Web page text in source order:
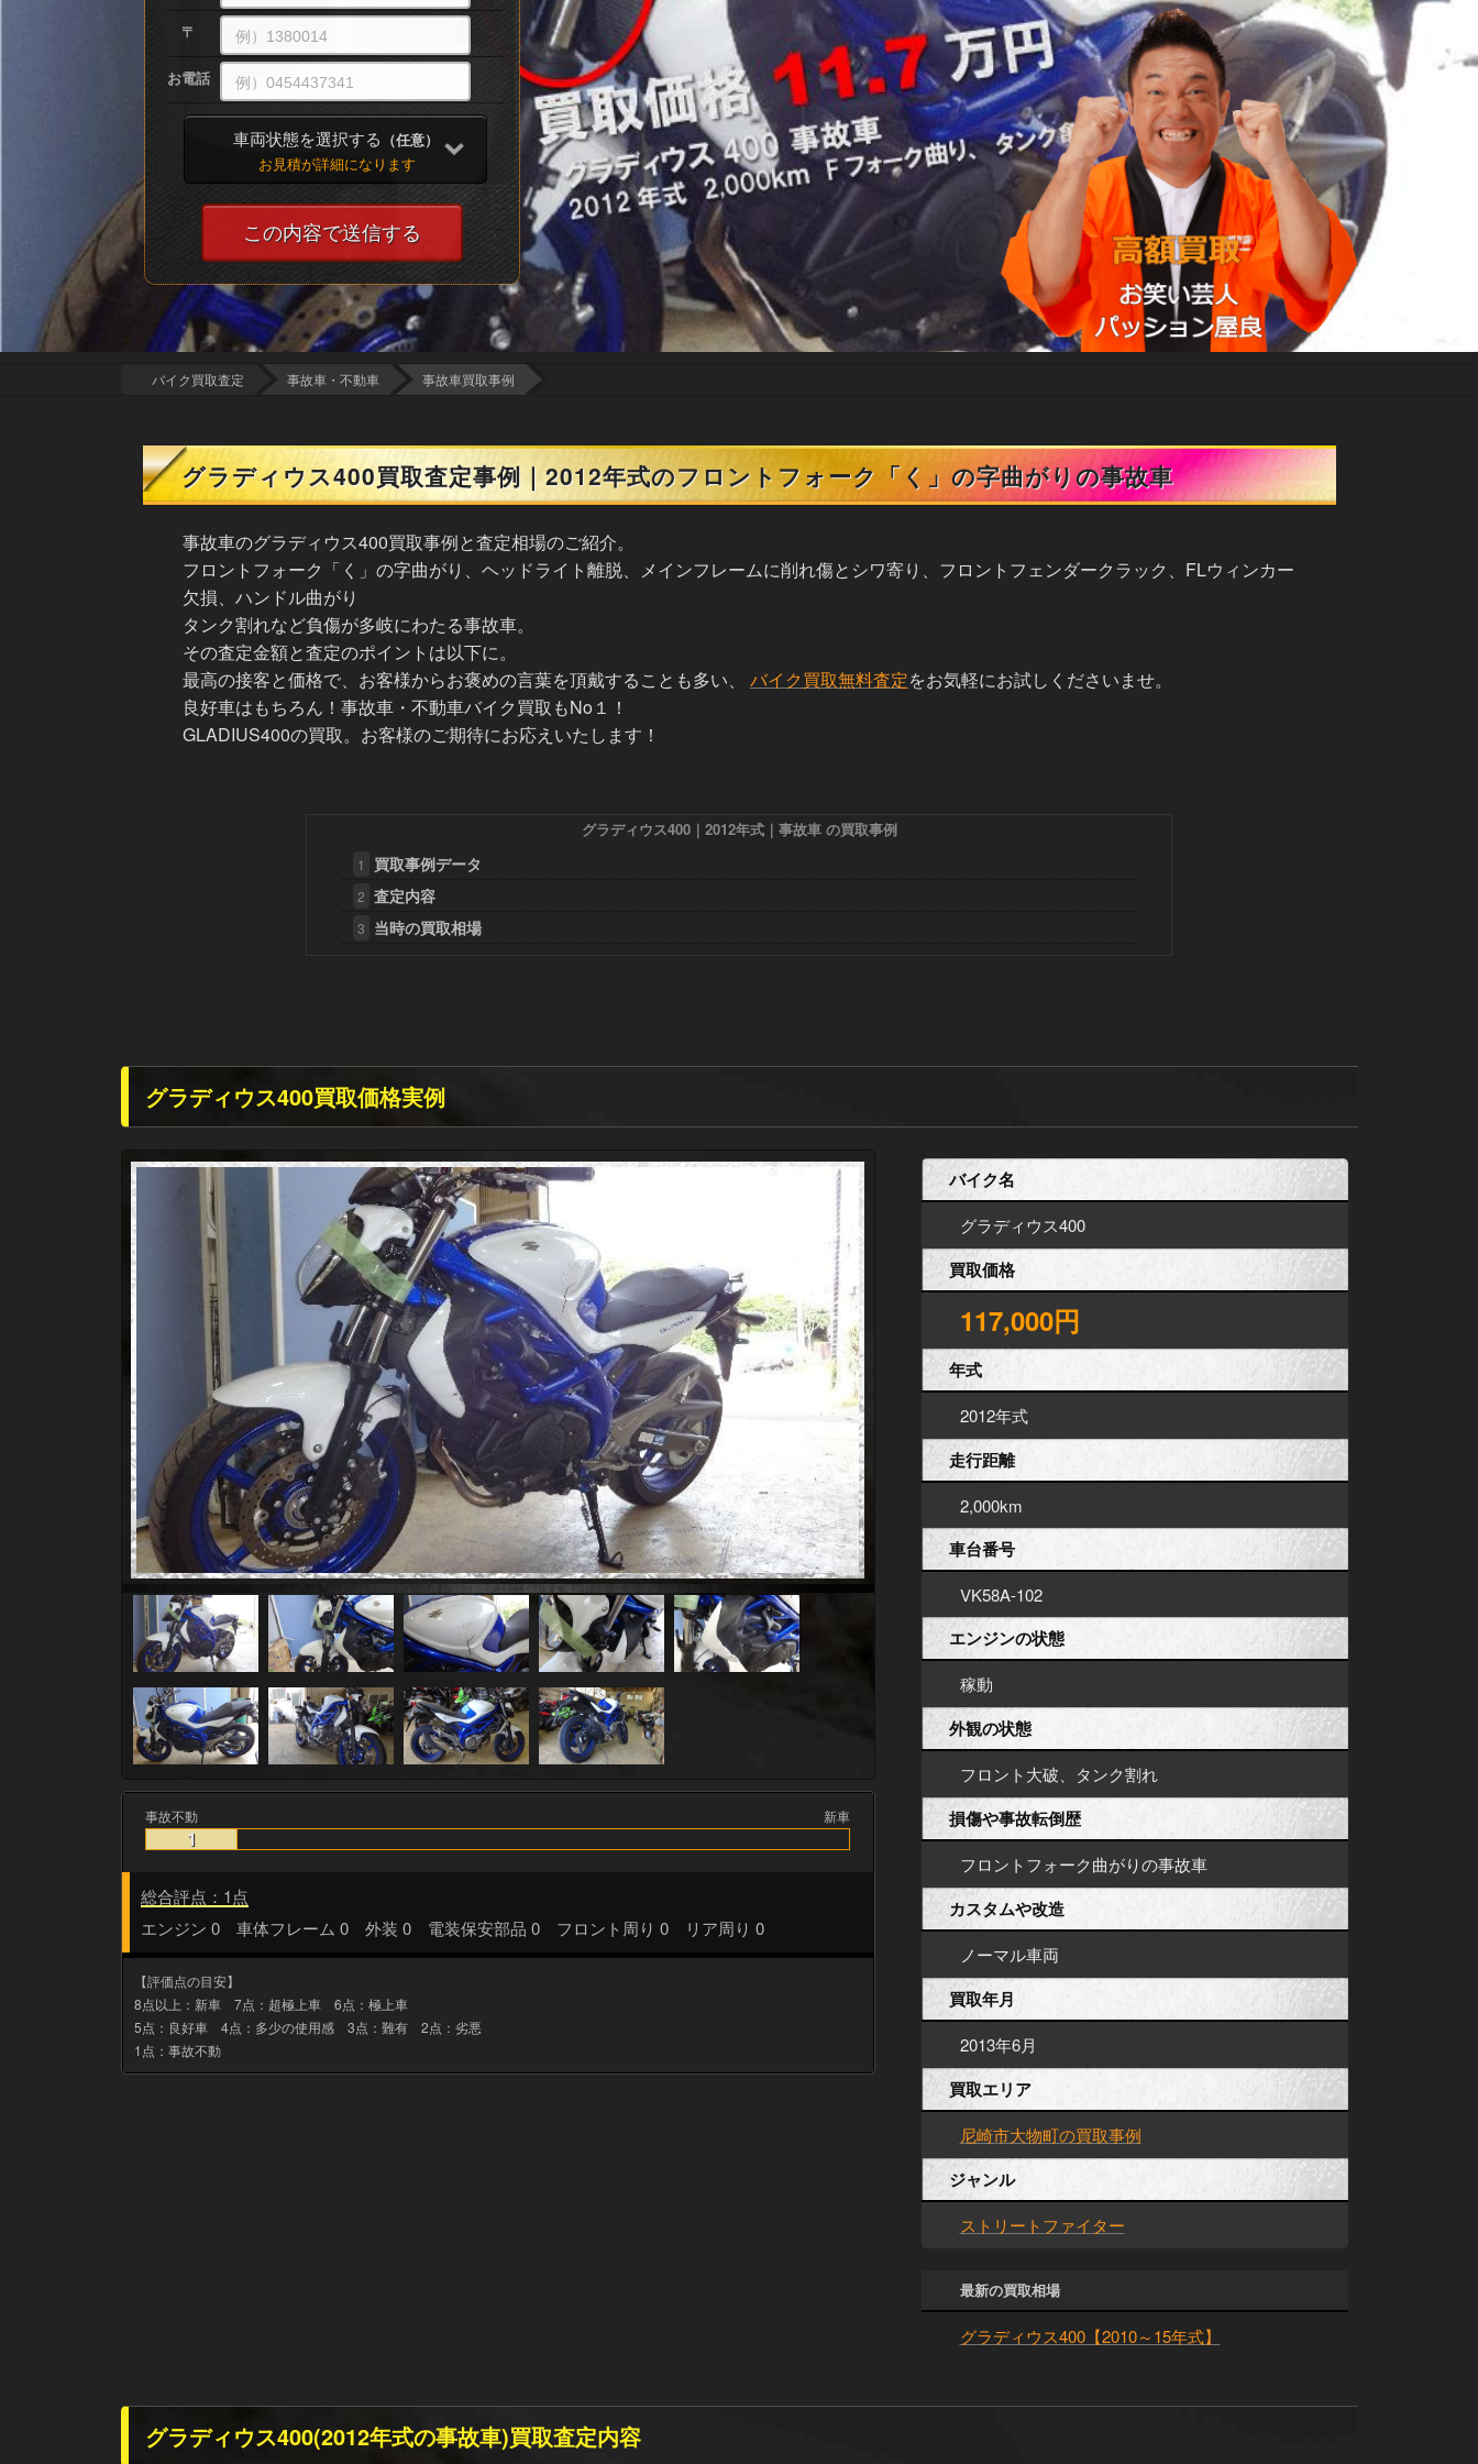
〒
お電話
車両状態を選択する （任意）
お見積が詳細になります
バイク買取査定 事故車・不動車 事故車買取事例
グラディウス400買取査定事例｜2012年式のフロントフォーク「く」の字曲がりの事故車
事故車のグラディウス400買取事例と査定相場のご紹介。
フロントフォーク「く」の字曲がり、ヘッドライト離脱、メインフレームに削れ傷とシワ寄り、フロントフェンダークラック、FLウィンカー
欠損、ハンドル曲がり
タンク割れなど負傷が多岐にわたる事故車。
その査定金額と査定のポイントは以下に。
最高の接客と価格で、お客様からお褒めの言葉を頂戴することも多い、 バイク買取無料査定をお気軽にお試しくださいませ。
良好車はもちろん！事故車・不動車バイク買取もNo１！
GLADIUS400の買取。お客様のご期待にお応えいたします！
グラディウス400｜2012年式｜事故車 の買取事例
1 買取事例データ
2 査定内容
3 当時の買取相場
グラディウス400買取価格実例
事故不動 新車
1
総合評点：1点
エンジン 0 車体フレーム 0 外装 0 電装保安部品 0 フロント周り 0 リア周り 0
【評価点の目安】
8点以上：新車 7点：超極上車 6点：極上車
5点：良好車 4点：多少の使用感 3点：難有 2点：劣悪
1点：事故不動
バイク名
グラディウス400
買取価格
117,000円
年式
2012年式
走行距離
2,000km
車台番号
VK58A-102
エンジンの状態
稼動
外観の状態
フロント大破、タンク割れ
損傷や事故転倒歴
フロントフォーク曲がりの事故車
カスタムや改造
ノーマル車両
買取年月
2013年6月
買取エリア
尼崎市大物町の買取事例
ジャンル
ストリートファイター
最新の買取相場
グラディウス400【2010～15年式】
グラディウス400(2012年式の事故車)買取査定内容